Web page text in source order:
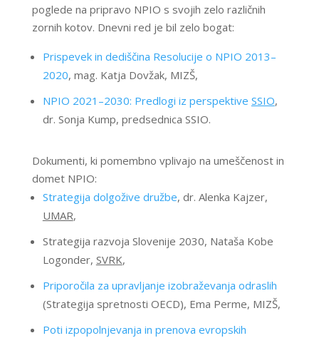
poglede na pripravo NPIO s svojih zelo različnih
zornih kotov. Dnevni red je bil zelo bogat:
Prispevek in dediščina Resolucije o NPIO 2013–
2020, mag. Katja Dovžak, MIZŠ,
NPIO 2021–2030: Predlogi iz perspektive SSIO,
dr. Sonja Kump, predsednica SSIO.
Dokumenti, ki pomembno vplivajo na umeščenost in
domet NPIO:
Strategija dolgožive družbe, dr. Alenka Kajzer,
UMAR,
Strategija razvoja Slovenije 2030, Nataša Kobe
Logonder, SVRK,
Priporočila za upravljanje izobraževanja odraslih
(Strategija spretnosti OECD), Ema Perme, MIZŠ,
Poti izpopolnjevanja in prenova evropskih